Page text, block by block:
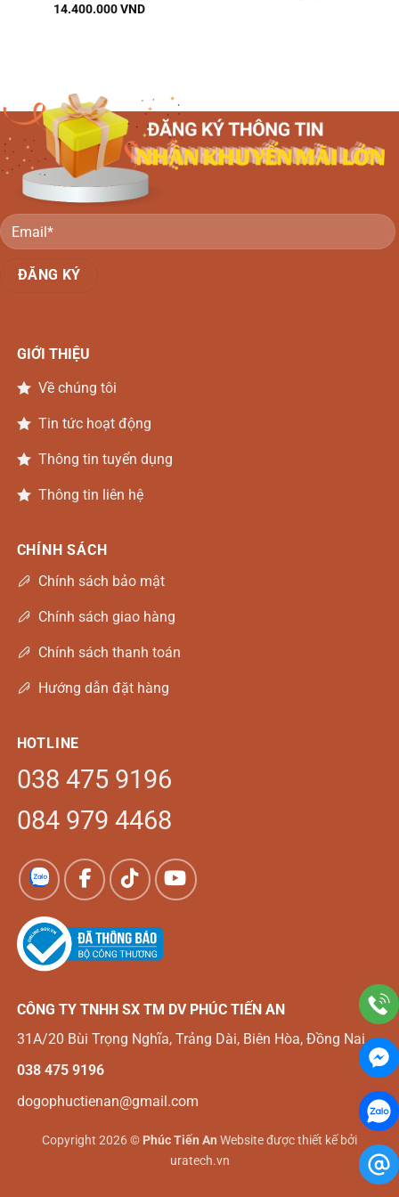
14.400.000VND
GIỚI THIỆU
Về chúng tôi
Tin tức hoạt động
Thông tin tuyển dụng
Thông tin liên hệ
CHÍNH SÁCH
Chính sách bảo mật
Chính sách giao hàng
Chính sách thanh toán
Hướng dẫn đặt hàng
HOTLINE
038 475 9196
084 979 4468
CÔNG TY TNHH SX TM DV PHÚC TIẾN AN
31A/20 Bùi Trọng Nghĩa, Trảng Dài, Biên Hòa, Đồng Nai
038 475 9196
dogophuctienan@gmail.com
Copyright 2026 © Phúc Tiến An Website được thiết kế bởi
uratech.vn